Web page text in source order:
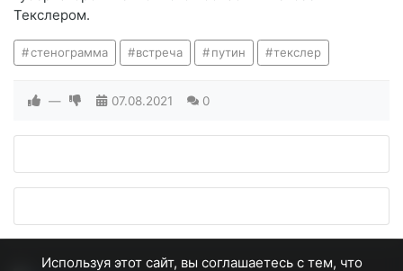
Текслером.
стенограмма встреча путин текслер
— 07.08.2021 0
Используя этот сайт, вы соглашаетесь с тем, что